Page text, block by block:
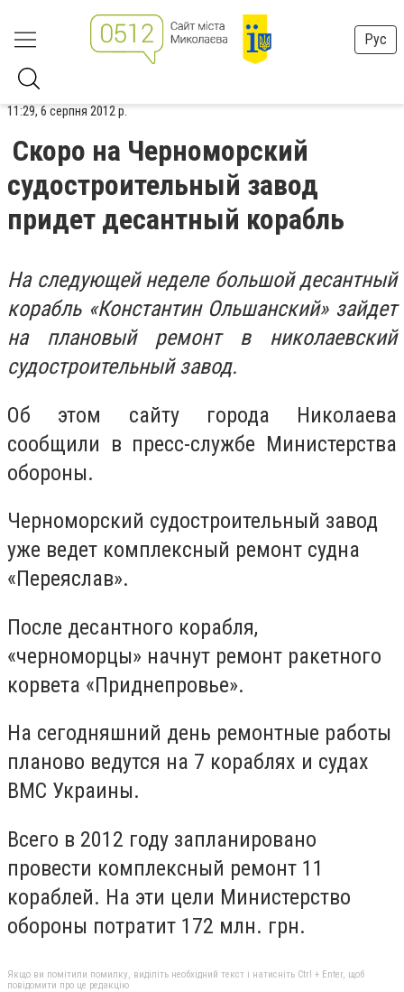
Рус
11:29, 6 серпня 2012 р.
Скоро на Черноморский
судостроительный завод
придет десантный корабль
На следующей неделе большой десантный
корабль «Константин Ольшанский» зайдет
на плановый ремонт в николаевский
судостроительный завод.
Об этом сайту города Николаева
сообщили в пресс-службе Министерства
обороны.
Черноморский судостроительный завод
уже ведет комплексный ремонт судна
«Переяслав».
После десантного корабля,
«черноморцы» начнут ремонт ракетного
корвета «Приднепровье».
На сегодняшний день ремонтные работы
планово ведутся на 7 кораблях и судах
ВМС Украины.
Всего в 2012 году запланировано
провести комплексный ремонт 11
кораблей. На эти цели Министерство
обороны потратит 172 млн. грн.
Якщо ви помітили помилку, виділіть необхідний текст і натисніть Ctrl + Enter, щоб
повідомити про це редакцію